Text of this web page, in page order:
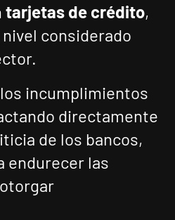
tarjetas de crédito,
nivel considerado
incumplimientos
directamente
de los bancos,
endurecer las